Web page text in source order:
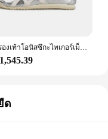
Asics รองเท้าโอนิสซึกะไทเกอร์เม็กซิโก66ดั้งเดิมสำหรับผู้หญิงผู้ชายสีขาวเงิน, Onitsuka ลายเสือคลาสสิกรองเท้าแตะน้ำหนักเบา
ด